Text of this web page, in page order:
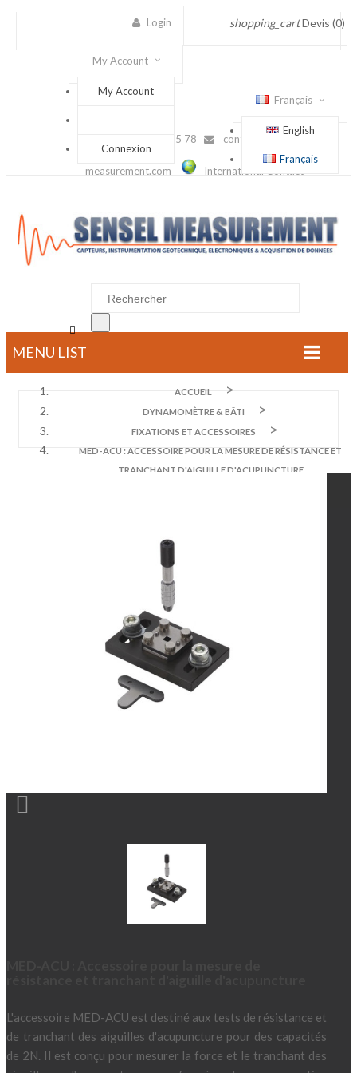
shopping_cart Devis (0)
Login
My Account
My Account
Connexion
Français
English
Français
(+33) 1 56 88 25 78 contact@sensel-
measurement.com International Contact

MENU LIST
ACCUEIL
DYNAMOMÈTRE & BÂTI
FIXATIONS ET ACCESSOIRES
MED-ACU : ACCESSOIRE POUR LA MESURE DE RÉSISTANCE ET
TRANCHANT D'AIGUILLE D'ACUPUNCTURE

L'accessoire MED-ACU est destiné aux tests de résistance et
de tranchant des aiguilles d'acupuncture pour des capacités
de 2N. Il est conçu pour mesurer la force et le tranchant des